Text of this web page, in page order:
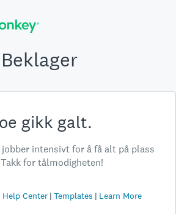
Beklager
gikk galt.
intensivt for å få alt på plass
for tålmodigheten!
Help Center Templates Learn More